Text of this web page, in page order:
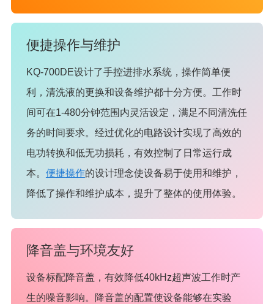
便捷操作与维护
KQ-700DE设计了手控进排水系统，操作简单便
利，清洗液的更换和设备维护都十分方便。工作时
间可在1-480分钟范围内灵活设定，满足不同清洗任
务的时间要求。经过优化的电路设计实现了高效的
电功转换和低无功损耗，有效控制了日常运行成
本。 便捷操作的设计理念使设备易于使用和维护，
降低了操作和维护成本，提升了整体的使用体验。
降音盖与环境友好
设备标配降音盖，有效降低40kHz超声波工作时产
生的噪音影响。降音盖的配置使设备能够在实验